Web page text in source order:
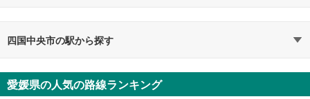
四国中央市の駅から探す
愛媛県の人気の路線ランキング